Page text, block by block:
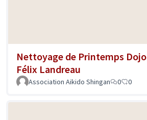
Nettoyage de Printemps Dojo
Félix Landreau
Association Aikido Shingan
0 0